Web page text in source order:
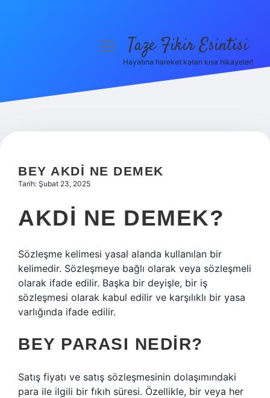
Hakkımızda
menüyüTaze Fikir Esintisi
Hayatına hareket katan kısa hikayeler!
BEY AKDI NE DEMEK
Tarih: Şubat 23, 2025
AKDI NE DEMEK?
Sözleşme kelimesi yasal alanda kullanılan bir
kelimedir. Sözleşmeye bağlı olarak veya sözleşmeli
olarak ifade edilir. Başka bir deyişle, bir iş
sözleşmesi olarak kabul edilir ve karşılıklı bir yasa
varlığında ifade edilir.
BEY PARASI NEDIR?
Satış fiyatı ve satış sözleşmesinin dolaşımındaki
para ile ilgili bir fıkıh süresi. Özellikle, bir veya her